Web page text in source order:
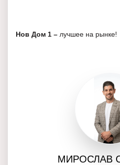
Нов Дом 1 – лучшее на рынке!
МИРОСЛАВ